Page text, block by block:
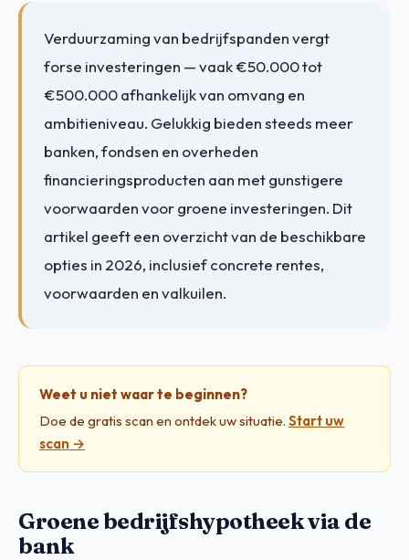
Verduurzaming van bedrijfspanden vergt
forse investeringen — vaak €50.000 tot
€500.000 afhankelijk van omvang en
ambitieniveau. Gelukkig bieden steeds meer
banken, fondsen en overheden
financieringsproducten aan met gunstigere
voorwaarden voor groene investeringen. Dit
artikel geeft een overzicht van de beschikbare
opties in 2026, inclusief concrete rentes,
voorwaarden en valkuilen.
Weet u niet waar te beginnen?
Doe de gratis scan en ontdek uw situatie. Start uw
scan →
Groene bedrijfshypotheek via de
bank